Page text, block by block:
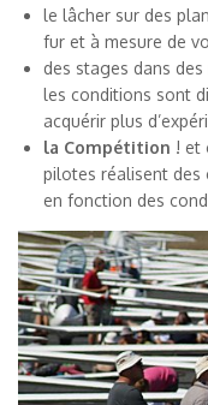
le lâcher sur des
fur et à mesure de
des stages dans
les conditions sont
acquérir plus
la Compétition ! et
pilotes réalisent des
en fonction des